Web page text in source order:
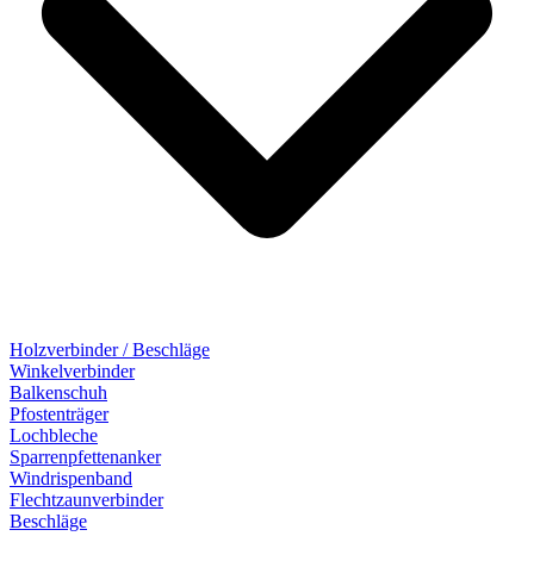
Holzverbinder / Beschläge
Winkelverbinder
Balkenschuh
Pfostenträger
Lochbleche
Sparrenpfettenanker
Windrispenband
Flechtzaunverbinder
Beschläge